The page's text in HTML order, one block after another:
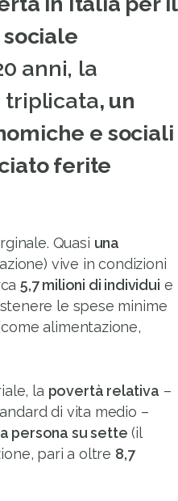
anni, la
triplicata, un
e sociali
ferite
Quasi una
vive in condizioni
5,7 milioni di individui e
le spese minime
alimentazione,
la povertà relativa –
di vita medio –
persona su sette (il
pari a oltre 8,7